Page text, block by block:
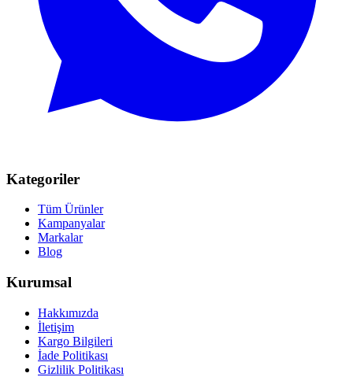
Kategoriler
Tüm Ürünler
Kampanyalar
Markalar
Blog
Kurumsal
Hakkımızda
İletişim
Kargo Bilgileri
İade Politikası
Gizlilik Politikası